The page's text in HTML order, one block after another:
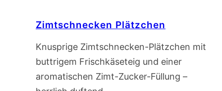
Zimtschnecken Plätzchen
Knusprige Zimtschnecken-Plätzchen mit
buttrigem Frischkäseteig und einer
aromatischen Zimt-Zucker-Füllung –